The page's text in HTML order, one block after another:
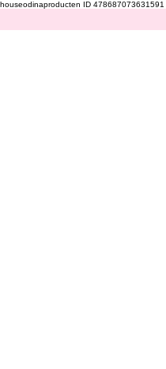
houseodinaproducten ID 478687073631591